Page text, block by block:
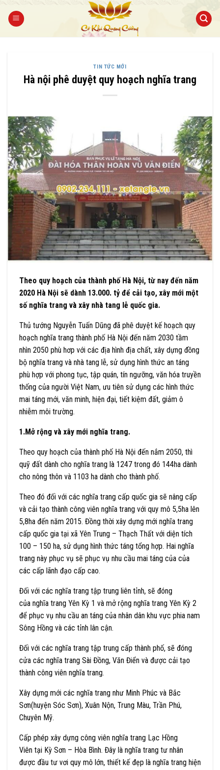
qua
TIN TỨC MỚI
Hà nội phê duyệt quy hoạch nghĩa trang
Theo quy hoạch của thành phố Hà Nội, từ nay đến năm
2020 Hà Nội sẽ dành 13.000. tỷ để cải tạo, xây mới một
số nghĩa trang và xây nhà tang lễ quốc gia.
Thủ tướng Nguyễn Tuấn Dũng đã phê duyệt kế hoạch quy
hoạch nghĩa trang thành phố Hà Nội đến năm 2030 tầm
nhìn 2050 phù hơp với các địa hình địa chất, xây dựng đồng
bộ nghĩa trang và nhà tang lễ, sử dụng hình thức an táng
phù hợp với phong tục, tập quán, tín ngưỡng, văn hóa truyền
thống của người Việt Nam, ưu tiên sử dụng các hình thức
mai táng mới, văn minh, hiện đại, tiết kiệm đất, giảm ô
nhiễm môi trường.
1.Mở rộng và xây mới nghĩa trang.
Theo quy hoạch của thành phố Hà Nội đến nắm 2050, thì
quỹ đất dành cho nghĩa trang là 1247 trong đó 144ha dành
cho nông thôn và 1103 ha dành cho thành phố.
Theo đó đối với các nghĩa trang cấp quốc gia sẽ nâng cấp
và cải tạo thành công viên nghĩa trang với quy mô 5,5ha lên
5,8ha đến năm 2015. Đồng thời xây dựng mới nghĩa trang
cấp quốc gia tại xã Yên Trung – Thạch Thất với diện tích
100 – 150 ha, sử dụng hình thức táng tổng hợp. Hai nghĩa
trang này phục vụ sẽ phục vụ nhu cầu mai táng của của
các cấp lãnh đạo cấp cao.
Đối với các nghĩa trang tập trung liên tỉnh, sẽ đóng
của nghĩa trang Yên Kỳ 1 và mở rộng nghĩa trang Yên Kỳ 2
để phục vụ nhu cầu an táng của nhân dân khu vực phia nam
Sông Hồng và các tỉnh lân cận.
Đối với các nghĩa trang tập trung cấp thành phố, sẽ đóng
cửa các nghĩa trang Sài Đồng, Văn Điển và được cải tạo
thành công viên nghĩa trang.
Xây dựng mới các nghĩa trang như Minh Phúc và Bắc
Sơn(huyện Sóc Sơn), Xuân Nộn, Trung Màu, Trần Phú,
Chuyên Mỹ.
Cấp phép xây dựng công viên nghĩa trang Lạc Hồng
Viên tại Kỳ Sơn – Hòa Bình. Đây là nghĩa trang tư nhân
được đầu tư vơi quy mô lớn, thiết kế đẹp là nghĩa trang hiện